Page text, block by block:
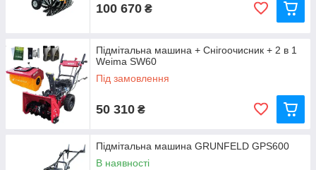
100 670 ₴
Підмітальна машина + Снігоочисник + 2 в 1
Weima SW60
Під замовлення
50 310 ₴
Підмітальна машина GRUNFELD GPS600
В наявності